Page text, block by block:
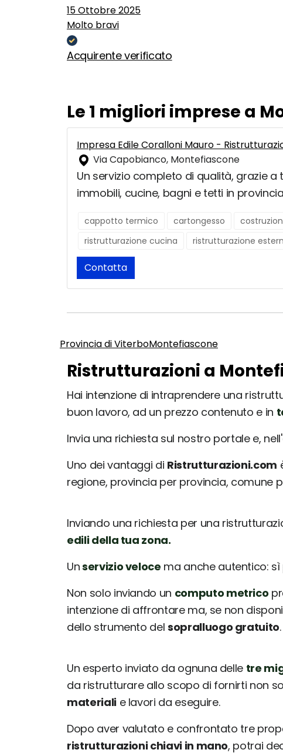
15 Ottobre 2025
Molto bravi
Acquirente verificato
Le 1 migliori imprese a
Impresa Edile Coralloni Mauro -
Via Capobianco, Montefiascone
Un servizio completo di qualità, grazie
immobili, cucine, bagni e tetti in
cappotto termico cartongesso
ristrutturazione cucina
ristrutturazione
Contatta
Provincia di ViterboMontefiascone
Ristrutturazioni a
Hai intenzione di intraprendere una
buon lavoro, ad un prezzo contenuto e in
Invia una richiesta sul nostro portale e,
Uno dei vantaggi di Ristrutturazioni.com
regione, provincia per provincia, comune
Inviando una richiesta per una
edili della tua zona.
Unservizio veloce ma anche autentico:
Non solo inviando un computo metrico
intenzione di affrontare ma, se non
dello strumento del sopralluogo gratuito.
Un esperto inviato da ognuna delle tre
da ristrutturare allo scopo di fornirti non
materialie lavori da eseguire.
Dopo aver valutato e confrontato tre
ristrutturazioni chiavi in mano, potrai